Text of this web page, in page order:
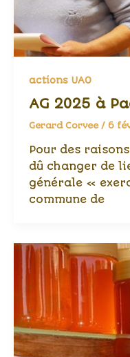
actions UAO
AG 2025 à
Gerard Corvee / 6
Pour des
dû changer de
générale «
commune de